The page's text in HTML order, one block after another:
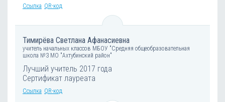
Ссылка QR-код
Тимирёва Светлана Афанасиевна
учитель начальных классов МБОУ "Средняя общеобразовательная
школа №3 МО "Ахтубинский район"
Лучший учитель 2017 года
Сертификат лауреата
Ссылка QR-код